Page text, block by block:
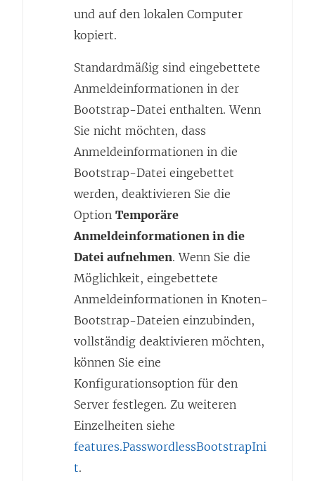
und auf den lokalen Computer
kopiert.
Standardmäßig sind eingebettete
Anmeldeinformationen in der
Bootstrap-Datei enthalten. Wenn
Sie nicht möchten, dass
Anmeldeinformationen in die
Bootstrap-Datei eingebettet
werden, deaktivieren Sie die
Option Temporäre
Anmeldeinformationen in die
Datei aufnehmen. Wenn Sie die
Möglichkeit, eingebettete
Anmeldeinformationen in Knoten-
Bootstrap-Dateien einzubinden,
vollständig deaktivieren möchten,
können Sie eine
Konfigurationsoption für den
Server festlegen. Zu weiteren
Einzelheiten siehe
features.PasswordlessBootstrapIni
t.